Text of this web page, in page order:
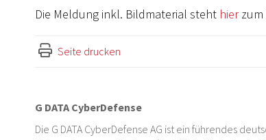
Die Meldung inkl. Bildmaterial steht hierzum
Seite drucken
G DATA CyberDefense
Die G DATA CyberDefense AG ist ein führendes